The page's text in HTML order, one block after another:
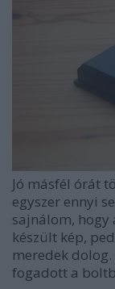
Jó másfél órát
egyszer ennyi
sajnálom, hogy
készült kép,
meredek
fogadott a